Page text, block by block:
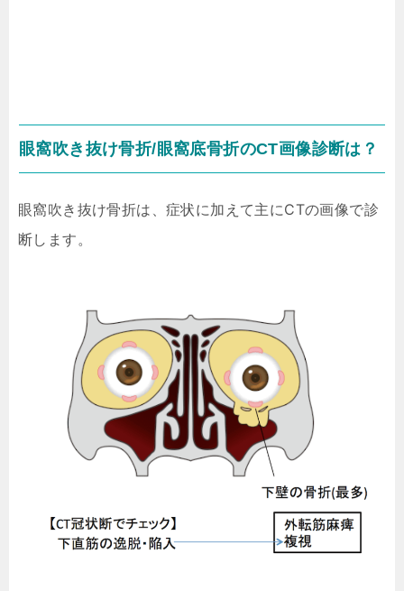
眼窩吹き抜け骨折/眼窩底骨折のCT画像診断は？
眼窩吹き抜け骨折は、 症状に加えて主にCTの画像で診
断します。